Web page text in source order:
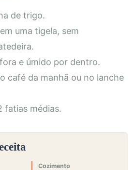
de trigo.
uma tigela, sem
e úmido por dentro.
café da manhã ou no lanche
fatias médias.
Cozimento